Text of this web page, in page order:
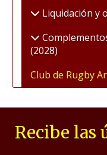
Liquidación y
(2028)
Club de Rugby
Recibe las